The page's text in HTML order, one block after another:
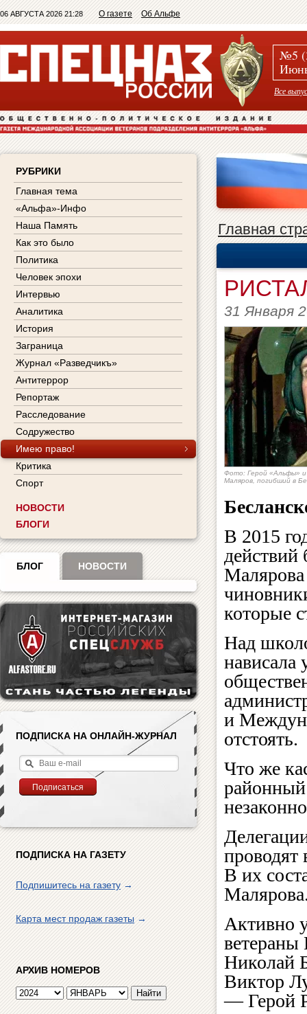
06 АВГУСТА 2026 21:28 О газете Об Альфе
№5
Все
РУБРИКИ
Главная тема
«Альфа»-Инфо
Наша Память
Как это было
Политика
Человек эпохи
Интервью
Аналитика
История
Заграница
Журнал «Разведчикъ»
Антитеррор
Репортаж
Расследование
Содружество
Имею право!
Критика
Спорт
НОВОСТИ
БЛОГИ
БЛОГ НОВОСТИ
ПОДПИСКА НА ОНЛАЙН-ЖУРНАЛ
ПОДПИСКА НА ГАЗЕТУ
Подпишитесь на газету→
Карта мест продаж газеты→
АРХИВ НОМЕРОВ
Главная
31 Января
Фото: Герой «Альфы» и
Маляров, погибший в
В 2015
действий
которые
Над
нависала
и
отстоять.
Что же
районный
проводят
В их
Активно
Николай
Виктор
— Герой